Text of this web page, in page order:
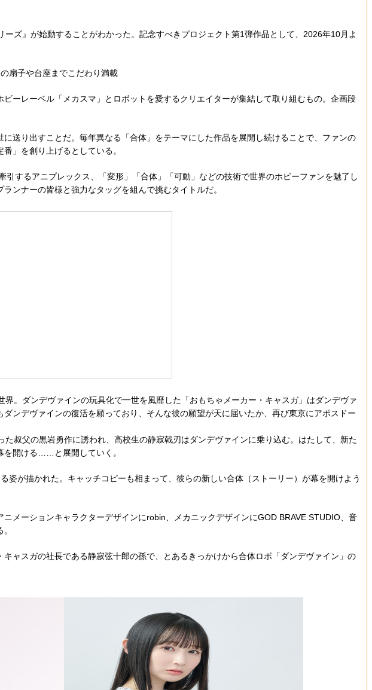
ズ』が始動することがわかった。記念すべきプロジェクト第1弾作品として、2026年10月よ
扇子や台座までこだわり満載
ーレーベル「メカスマ」とロボットを愛するクリエイターが集結して取り組むもの。企画段
送り出すことだ。毎年異なる「合体」をテーマにした作品を展開し続けることで、ファンの
」を創り上げるとしている。
するアニプレックス、「変形」「合体」「可動」などの技術で世界のホビーファンを魅了し
ンナーの皆様と強力なタッグを組んで挑むタイトルだ。
。ダンデヴァインの玩具化で一世を風靡した「おもちゃメーカー・キャスガ」はダンデヴァ
ンデヴァインの復活を願っており、そんな彼の願望が天に届いたか、再び東京にアポスドー
叔父の黒岩勇作に誘われ、高校生の静寂戟刃はダンデヴァインに乗り込む。はたして、新た
を開ける……と展開していく。
が描かれた。キャッチコピーも相まって、彼らの新しい合体（ストーリー）が幕を開けよう
メーションキャラクターデザインにrobin、メカニックデザインにGOD BRAVE STUDIO、音
ャスガの社長である静寂弦十郎の孫で、とあるきっかけから合体ロボ「ダンデヴァイン」の